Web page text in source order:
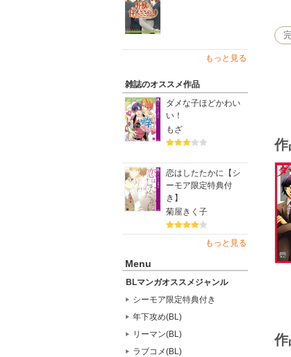
もっと見る
雑誌のオススメ作品
ダメな子ほどかわい
い！
もざ
恋はしたたかに【シ
ーモア限定特典付
き】
菊屋きく子
もっと見る
Menu
BLマンガオススメジャンル
シーモア限定特典付き
年下攻め(BL)
リーマン(BL)
ラブコメ(BL)
作